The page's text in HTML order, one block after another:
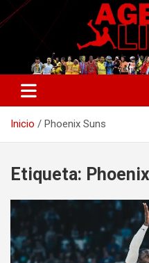
Saltar
al
Agente Libre
La nueva generación del
Inicio Phoenix Suns
Etiqueta: